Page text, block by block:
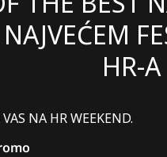
HR-
NA HR WEEKEND.